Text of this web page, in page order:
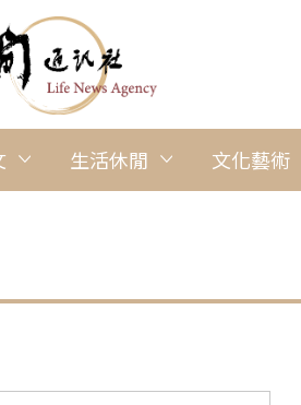
生活休閒 文化藝術